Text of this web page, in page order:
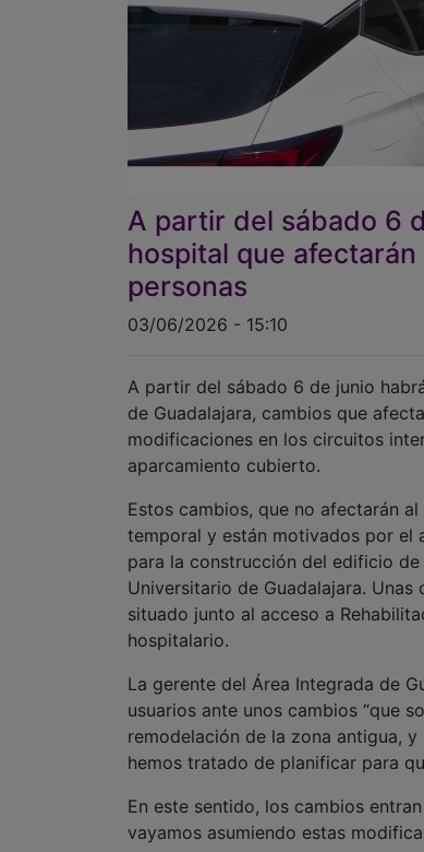
A partir del sábado 6
hospital que
personas
03/06/2026 - 15:10
A partir del sábado 6 de junio
de Guadalajara, cambios que
modificaciones en los circuitos
aparcamiento cubierto.
Estos cambios, que no afectarán
temporal y están motivados por el
para la construcción del edificio
Universitario de Guadalajara.
situado junto al acceso a
hospitalario.
La gerente del Área Integrada de
usuarios ante unos cambios “que
remodelación de la zona antigua,
hemos tratado de planificar para
En este sentido, los cambios
vayamos asumiendo estas